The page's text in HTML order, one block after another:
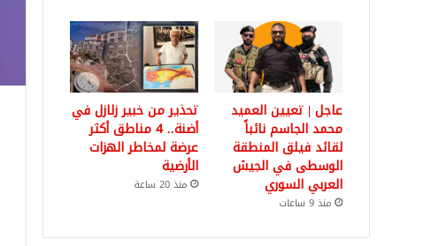
عاجل | تعيين العميد
محمد الجاسم نائباً
لقائد فيلق المنطقة
الوسطى في الجيش
العربي السوري
منذ 9 ساعات
تحذير من خبير زلازل في
أضنة.. 4 مناطق أكثر
عرضة لمخاطر الهزات
الأرضية
منذ 20 ساعة